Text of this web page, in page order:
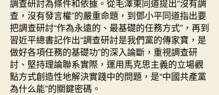
調查研討為條件和依據。從毛澤東同道提出“沒有調
查，沒有發言權”的嚴重命題，到鄧小平同道指出要
把調查研討“作為永遠的、最基礎的任務方式”，再到
習近平總書記作出“調查研討是我們黨的傳家寶，是
做好各項任務的基礎功”的深入論斷，重視調查研
討、堅持理論聯系實際，運用馬克思主義的立場觀
點方式創造性地解決實踐中的問題，是“中國共產黨
為什么能”的關鍵密碼。